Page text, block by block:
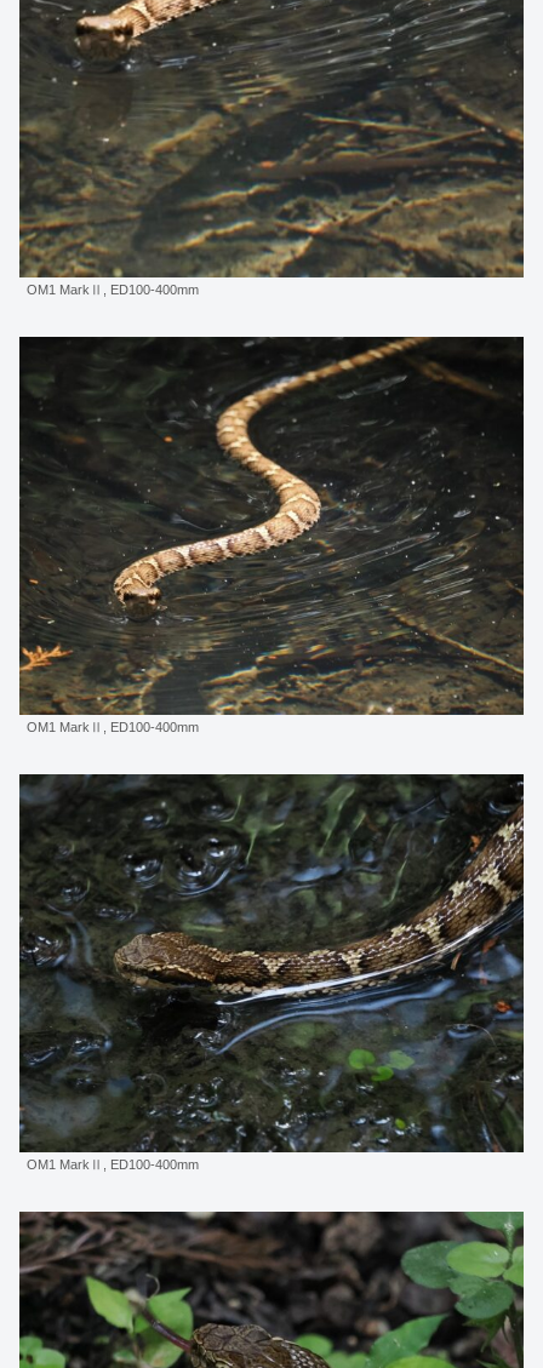
OM1 MarkⅡ, ED100-400mm
OM1 MarkⅡ, ED100-400mm
OM1 MarkⅡ, ED100-400mm